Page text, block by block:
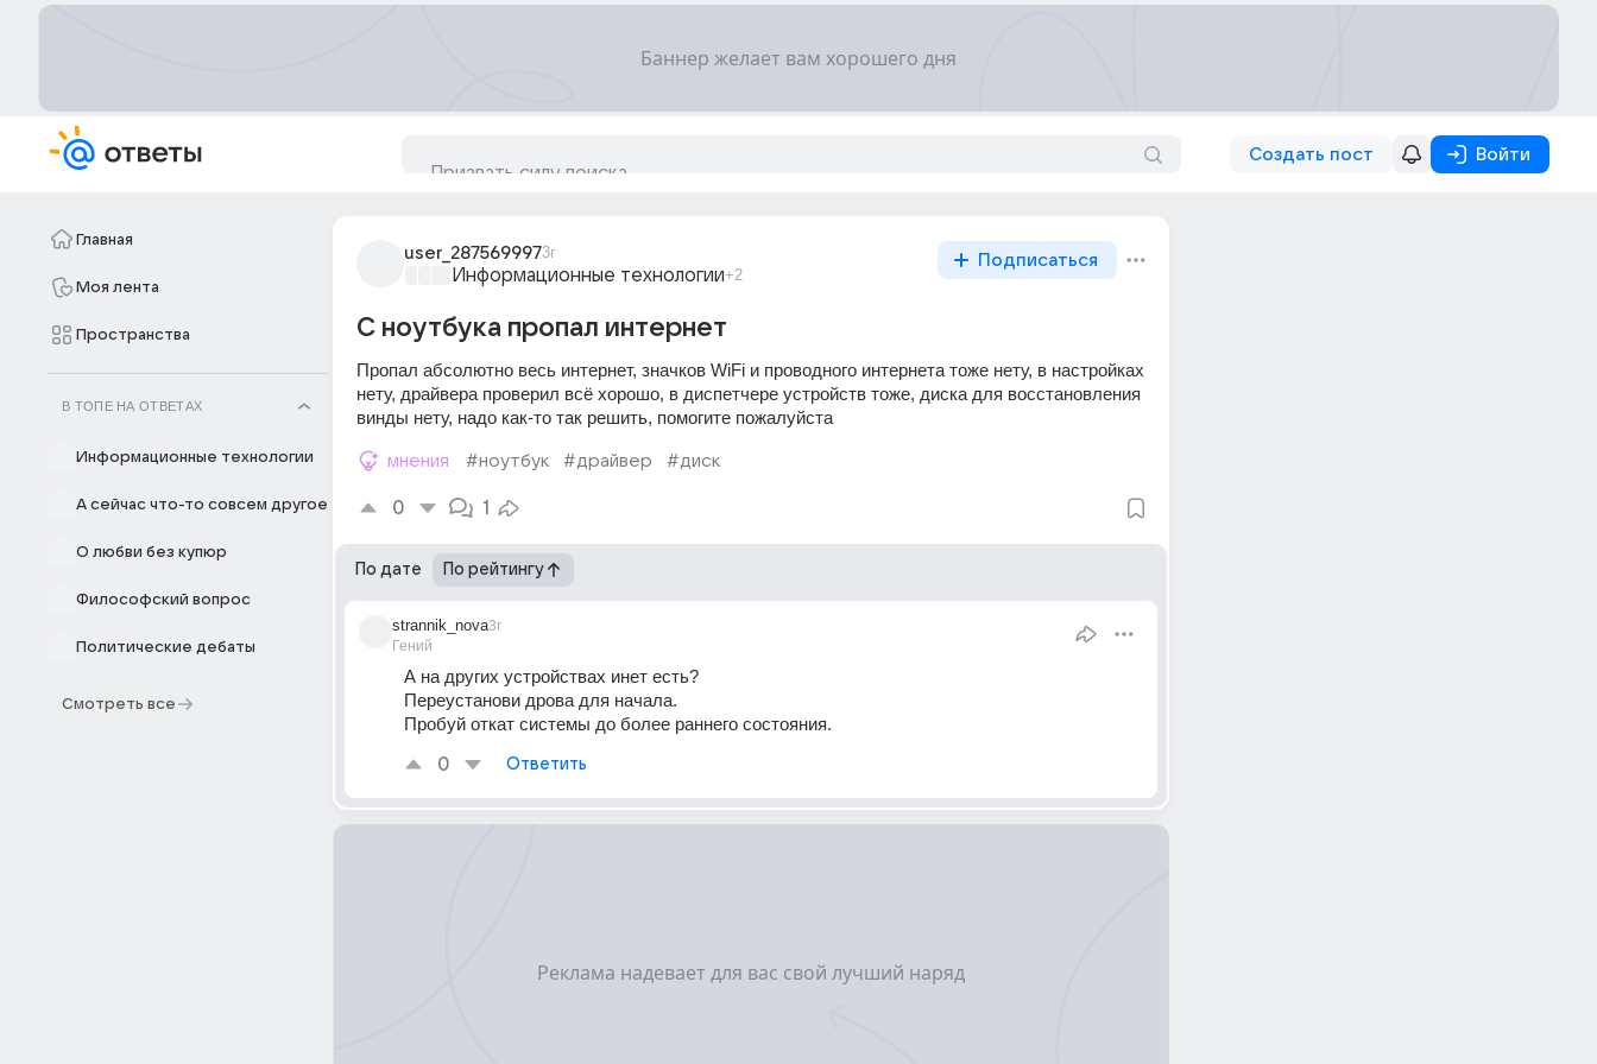
Создать пост Войти
Главная
Моя лента
Пространства
В ТОПЕ НА ОТВЕТАХ
Информационные технологии
А сейчас что-то совсем другое
О любви без купюр
Философский вопрос
Политические дебаты
Смотреть все
user_2875699973г
Информационные технологии+2
Подписаться
С ноутбука пропал интернет
Пропал абсолютно весь интернет, значков WiFi и проводного интернета тоже нету, в настройках
нету, драйвера проверил всё хорошо, в диспетчере устройств тоже, диска для восстановления
винды нету, надо как-то так решить, помогите пожалуйста
мнения #ноутбук #драйвер #диск
0 1
По дате По рейтингу
strannik_nova
Гений
3г
А на других устройствах инет есть?
Переустанови дрова для начала.
Пробуй откат системы до более раннего состояния.
0 Ответить